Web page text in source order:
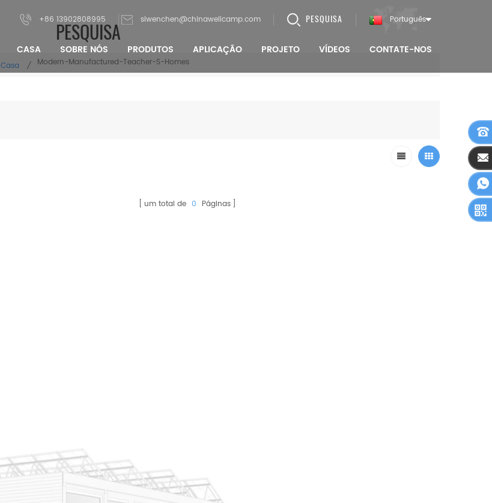
Português
PESQUISA
+86 13902808995 siwenchen@chinawellcamp.com
CASA SOBRE NÓS PRODUTOS APLICAÇÃO PROJETO VÍDEOS CONTATE-NOS
PESQUISA
Casa / Modern-Manufactured-Teacher-S-Homes
um total de 0 Páginas